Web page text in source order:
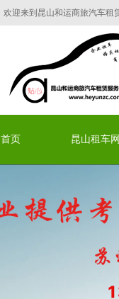
欢迎来到昆山和运商旅汽车租
昆山和运商
首页 昆山租车网